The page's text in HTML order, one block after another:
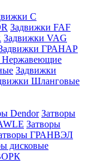
C
Задвижки FAF
Задвижки VAG
ГРАНАР
Нержавеющие
Задвижки
Шланговые
Dendor Затворы
Затворы
ГРАНВЭЛ
дисковые